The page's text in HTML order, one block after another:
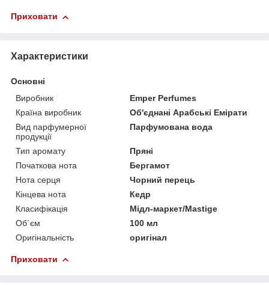
Приховати
Характеристики
Основні
Виробник
Emper Perfumes
Країна виробник
Об'єднані Арабські Емірати
Вид парфумерної
продукції
Парфумована вода
Тип аромату
Пряні
Початкова нота
Бергамот
Нота серця
Чорний перець
Кінцева нота
Кедр
Класифікація
Мідл-маркет/Mastige
Об`єм
100 мл
Оригінальність
оригінал
Приховати